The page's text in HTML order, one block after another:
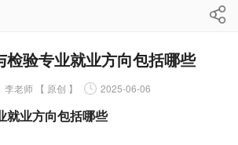
检验专业就业方向包括哪些
李老师 【 原创 】 2025-06-06
就业方向包括哪些